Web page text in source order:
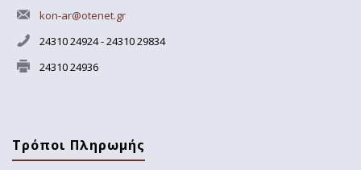
kon-ar@otenet.gr
24310 24924 - 24310 29834
24310 24936
Τρόποι Πληρωμής